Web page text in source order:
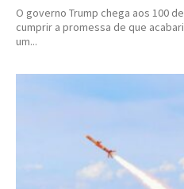
O governo Trump chega aos 100
cumprir a promessa de que
um...